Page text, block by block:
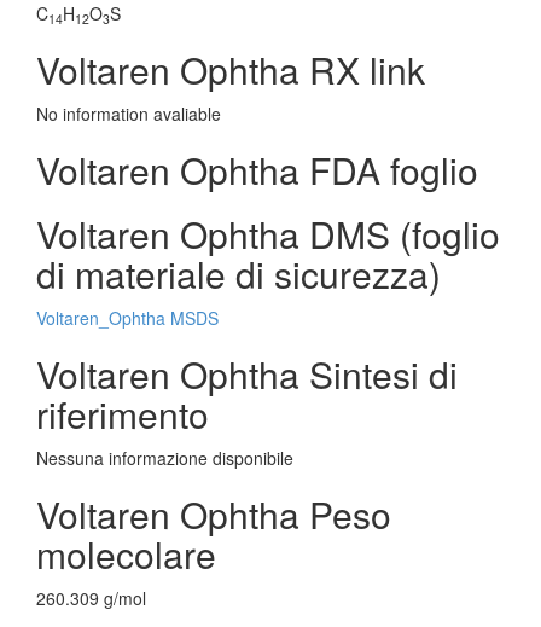
C14H12O3S
Voltaren Ophtha RX link
No information avaliable
Voltaren Ophtha FDA foglio
Voltaren Ophtha DMS (foglio
di materiale di sicurezza)
Voltaren_Ophtha MSDS
Voltaren Ophtha Sintesi di
riferimento
Nessuna informazione disponibile
Voltaren Ophtha Peso
molecolare
260.309 g/mol